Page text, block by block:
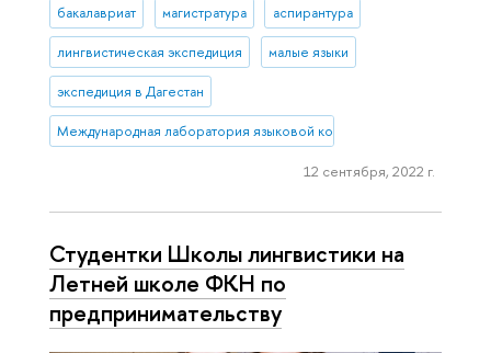
бакалавриат магистратура аспирантура
лингвистическая экспедиция малые языки
экспедиция в Дагестан
Международная лаборатория языковой конвергенции
12 сентября, 2022 г.
Студентки Школы лингвистики на
Летней школе ФКН по
предпринимательству